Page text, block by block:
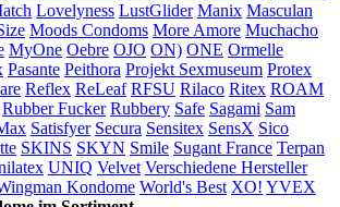
Lovelyness LustGlider Manix Masculan
Moods Condoms More Amore Muchacho
MyOne Oebre OJO ON) ONE Ormelle
Pasante Peithora Projekt Sexmuseum Protex
Reflex ReLeaf RFSU Rilaco Ritex ROAM
Rubber Fucker Rubbery Safe Sagami Sam
Satisfyer Secura Sensitex SensX Sico
SKINS SKYN Smile Sugant France Terpan
UNIQ Velvet Verschiedene Hersteller
Kondome World's Best XO! YVEX